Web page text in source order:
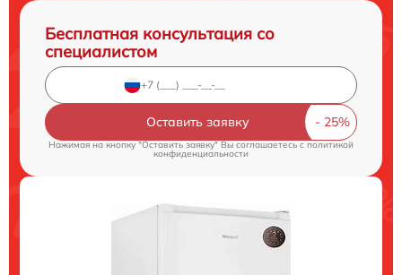
Бесплатная консультация со
специалистом
Оставить заявку
Нажимая на кнопку "Оставить заявку" Вы соглашаетесь cполитикой
конфиденциальности